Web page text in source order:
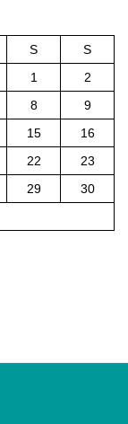
S
S
1
2
8
9
15
16
22
23
29
30